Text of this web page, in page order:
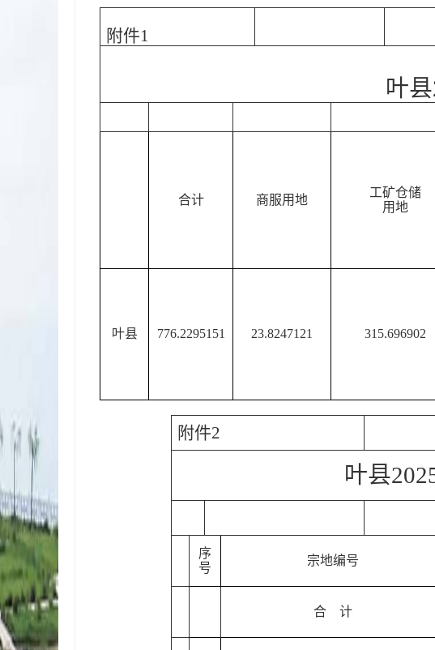
附件1
叶县
合计 商服用地
工矿仓储
用地
叶县 776.2295151 23.8247121 315.696902
附件2
叶县
序
号
宗地编号
合 计